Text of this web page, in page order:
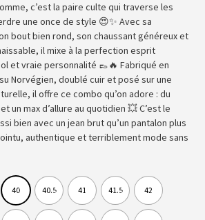
c’est la paire culte qui traverse les
une once de style 😍✨ Avec sa
bout bien rond, son chaussant généreux et
il mixe à la perfection esprit
et vraie personnalité 👞🔥 Fabriqué en
Norvégien, doublé cuir et posé sur une
il offre ce combo qu’on adore : du
un max d’allure au quotidien 💥 C’est le
bien avec un jean brut qu’un pantalon plus
authentique et terriblement mode sans
40 40.5 41 41.5 42